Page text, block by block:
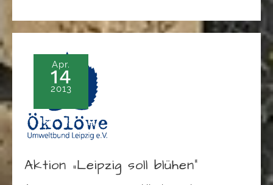
Apr.
14
2013
Aktion „Leipzig soll blühen“